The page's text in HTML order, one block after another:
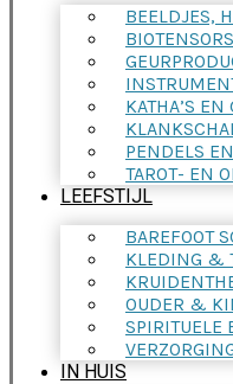
BEELDJES,
BIOTENSORS
KATHA’S EN
PENDELS
TAROT- EN
LEEFSTIJL
BAREFOOT
KLEDING &
OUDER &
SPIRITUELE
IN HUIS